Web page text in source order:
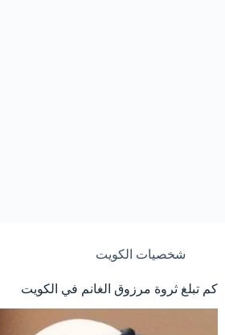
شخصيات الكويت
كم تبلغ ثروة مرزوق الغانم في الكويت